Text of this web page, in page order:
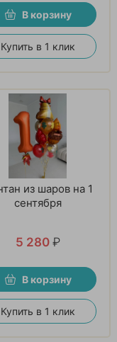
В корзину
Купить в 1 клик
из шаров на 1
сентября
5 280 ₽
В корзину
Купить в 1 клик